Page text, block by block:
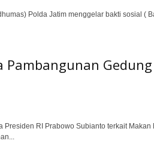
Polda Jatim menggelar bakti sosial (
Pambangunan Gedung
RI Prabowo Subianto terkait Makan